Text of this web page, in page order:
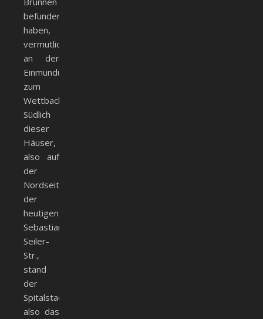
befunden
haben,
vermutlich
an der
Einmündung
zum
Wettbach.
Südlich
dieser
Häuser,
also auf
der
Nordseite
der
heutigen
Sebastian-
Seiler-
Str.,
stand
der
Spitalstadel,
also das